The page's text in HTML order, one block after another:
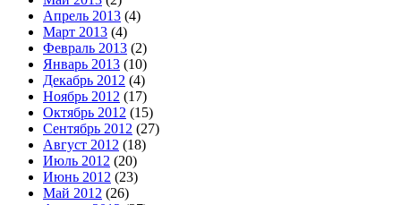
Апрель 2013 (4)
Март 2013 (4)
Февраль 2013 (2)
Январь 2013 (10)
Декабрь 2012 (4)
Ноябрь 2012 (17)
Октябрь 2012 (15)
Сентябрь 2012 (27)
Август 2012 (18)
Июль 2012 (20)
Июнь 2012 (23)
Май 2012 (26)